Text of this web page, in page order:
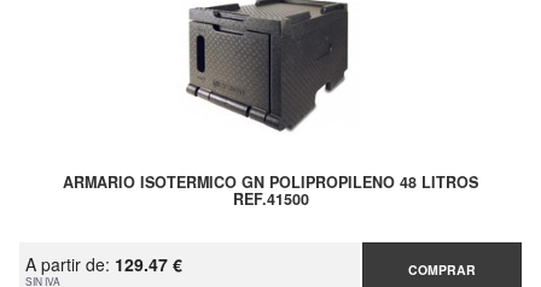
ARMARIO ISOTERMICO GN POLIPROPILENO 48 LITROS
REF.41500
A partir de: 129.47 €
SIN IVA
COMPRAR